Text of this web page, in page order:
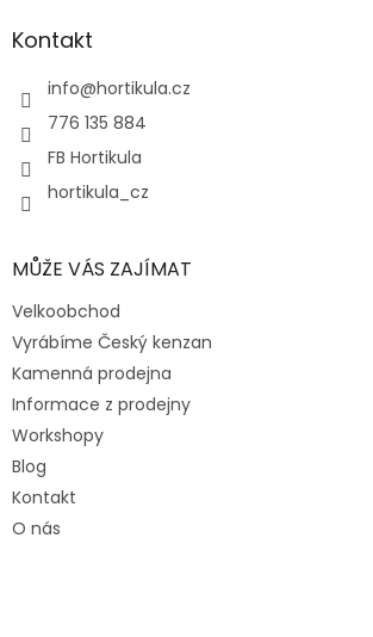
aKontakt
info@hortikula.cz
776 135 884
FB Hortikula
hortikula_cz
MŮŽE VÁS ZAJÍMAT
Velkoobchod
Vyrábíme Český kenzan
Kamenná prodejna
Informace z prodejny
Workshopy
Blog
Kontakt
O nás